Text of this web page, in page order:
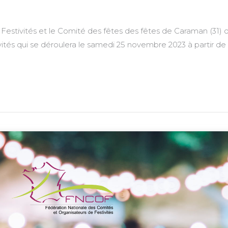
et le Comité des fêtes des fêtes de Caraman (31)
qui se déroulera le samedi 25 novembre 2023 à partir